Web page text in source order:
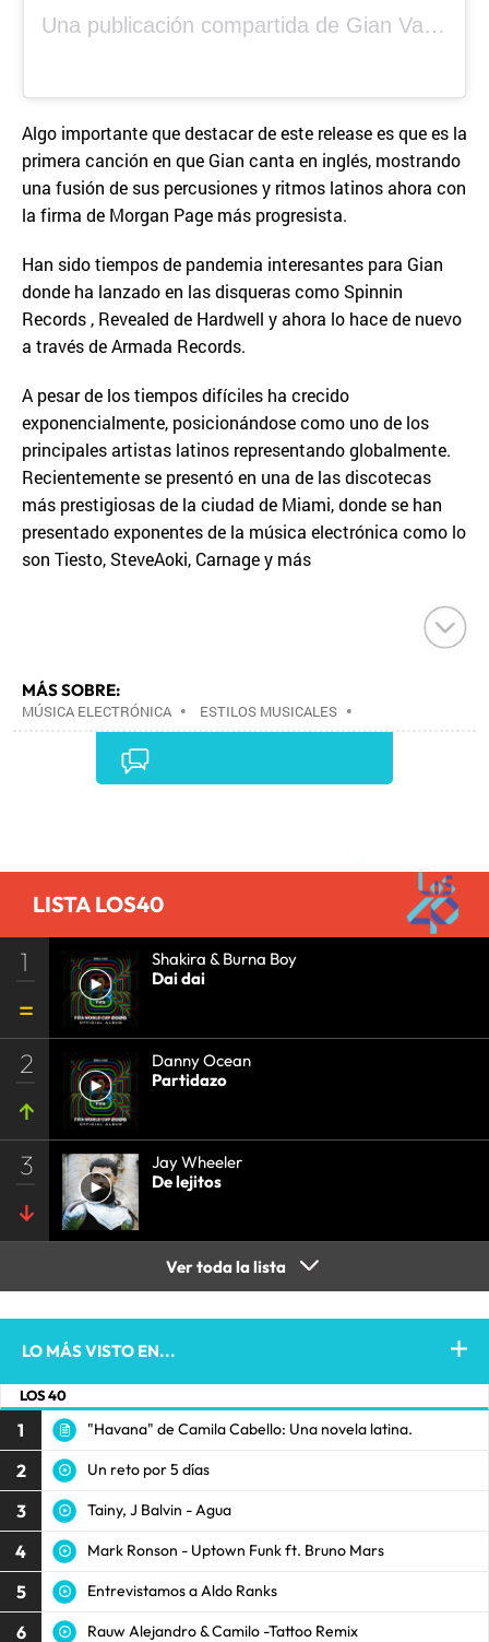
Una publicación compartida de Gian Varela (@gianvarela)
Algo importante que destacar de este release es que es la
primera canción en que Gian canta en inglés, mostrando
una fusión de sus percusiones y ritmos latinos ahora con
la firma de Morgan Page más progresista.
Han sido tiempos de pandemia interesantes para Gian
donde ha lanzado en las disqueras como Spinnin
Records , Revealed de Hardwell y ahora lo hace de nuevo
a través de Armada Records.
A pesar de los tiempos difíciles ha crecido
exponencialmente, posicionándose como uno de los
principales artistas latinos representando globalmente.
Recientemente se presentó en una de las discotecas
más prestigiosas de la ciudad de Miami, donde se han
presentado exponentes de la música electrónica como lo
son Tiesto, SteveAoki, Carnage y más
MÁS SOBRE:
MÚSICA ELECTRÓNICA • ESTILOS MUSICALES •
•
LISTA LOS40
1
Shakira & Burna Boy
Dai dai
2
Danny Ocean
Partidazo
3
Jay Wheeler
De lejitos
Ver toda la lista
LO MÁS VISTO EN...
LOS 40
1 "Havana" de Camila Cabello: Una novela latina.
2 Un reto por 5 días
3 Tainy, J Balvin - Agua
4 Mark Ronson - Uptown Funk ft. Bruno Mars
5 Entrevistamos a Aldo Ranks
6 Rauw Alejandro & Camilo -Tattoo Remix